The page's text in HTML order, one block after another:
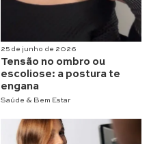
25 de junho de 2026
Tensão no ombro ou
escoliose: a postura te
engana
Saúde & Bem Estar